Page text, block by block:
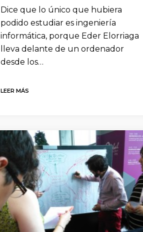
Dice que lo único que hubiera
podido estudiar es ingeniería
informática, porque Eder Elorriaga
lleva delante de un ordenador
desde los…
LEER MÁS